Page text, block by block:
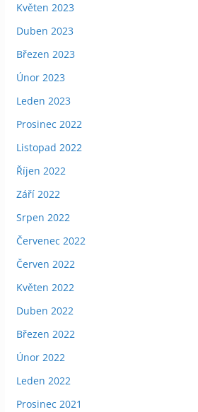
Květen 2023
Duben 2023
Březen 2023
Únor 2023
Leden 2023
Prosinec 2022
Listopad 2022
Říjen 2022
Září 2022
Srpen 2022
Červenec 2022
Červen 2022
Květen 2022
Duben 2022
Březen 2022
Únor 2022
Leden 2022
Prosinec 2021